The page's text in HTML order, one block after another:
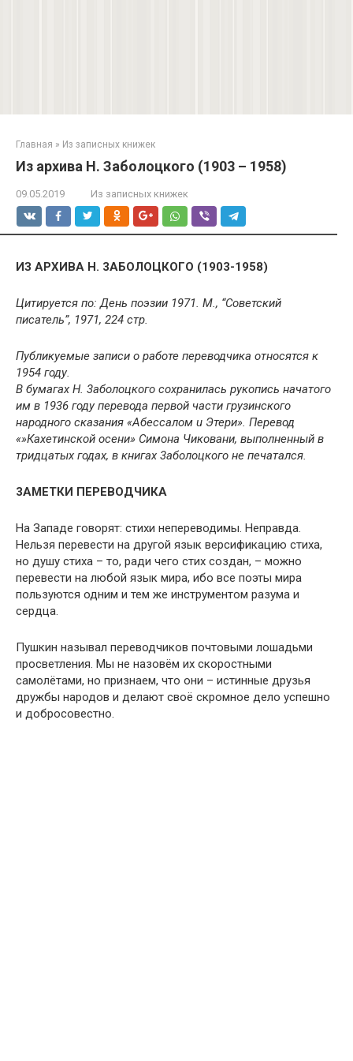
Главная » Из записных книжек
Из архива Н. Заболоцкого (1903 – 1958)
09.05.2019 Из записных книжек
ИЗ АРХИВА Н. 3АБОЛОЦКОГО (1903-1958)
Цитируется по: День поэзии 1971. М., “Советский
писатель”, 1971, 224 стр.
Публикуемые записи о работе переводчика относятся к
1954 году.
В бумагах H. 3аболоцкого сохранилась рукопись начатого
им в 1936 году перевода первой части грузинского
народного сказания «Абессалом u Этери». Перевод
«»Кахетинской осени» Симона Чиковани, выполненный в
тридцатых годах, в книгах 3аболоцкого не печатался.
3АМЕТКИ ПЕРЕВОДЧИКА
На Западе говорят: стихи непереводимы. Неправда.
Нельзя перевести на другой язык версификацию стиха,
но душу стиха – то, ради чего стих создан, – можно
перевести на любой язык мира, ибо все поэты мира
пользуются одним и тем же инструментом разума и
сердца.
Пушкин называл переводчиков почтовыми лошадьми
просветления. Мы не назовём их скоростными
самолётами, но признаем, что они – истинные друзья
дружбы народов и делают своё скромное дело успешно
и добросовестно.